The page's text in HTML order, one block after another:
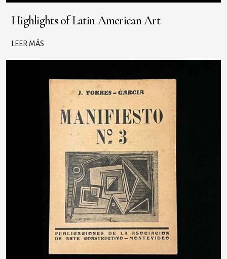
Highlights of Latin American Art
LEER MÁS